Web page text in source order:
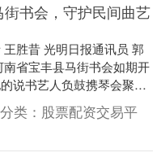
书会，守护民间曲艺
胜昔 光明日报通讯员 郭
南省宝丰县马街书会如期开
说书艺人负鼓携琴会聚于
说唱留在乡土，把最深沉
分类： 股票配资交易平